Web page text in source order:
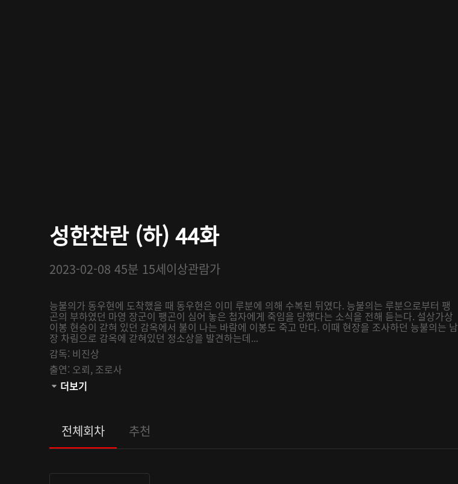
성한찬란 (하) 44화
2023-02-08 45분 15세이상관람가
능불의가 동우현에 도착했을 때 동우현은 이미 루분에 의해 수복된 뒤였다. 능불의는 루분으로부터 팽
곤의 부하였던 마영 장군이 팽곤이 심어 놓은 첩자에게 죽임을 당했다는 소식을 전해 듣는다. 설상가상
이봉 현승이 갇혀 있던 감옥에서 불이 나는 바람에 이봉도 죽고 만다. 이때 현장을 조사하던 능불의는 남
장 차림으로 감옥에 갇혀있던 정소상을 발견하는데...
감독: 비진상
출연: 오뢰, 조로사
관람등급:
더보기
전체회차 추천